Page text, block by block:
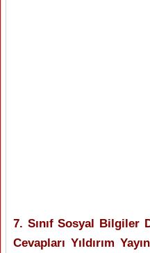
7. Sınıf Sosyal Bilgiler
Cevapları Yıldırım